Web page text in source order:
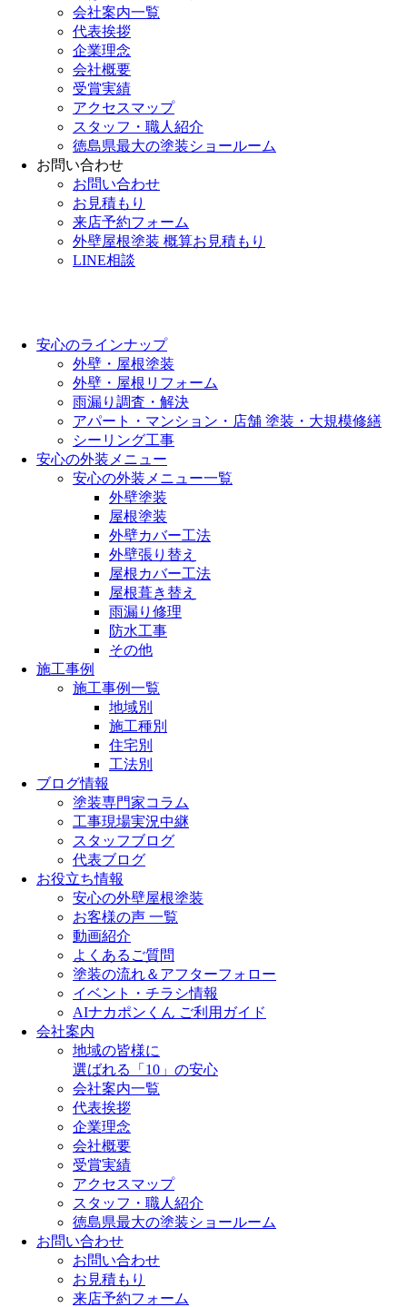
会社案内一覧
代表挨拶
企業理念
会社概要
受賞実績
アクセスマップ
スタッフ・職人紹介
徳島県最大の塗装ショールーム
お問い合わせ
お問い合わせ
お見積もり
来店予約フォーム
外壁屋根塗装 概算お見積もり
LINE相談
安心のラインナップ
外壁・屋根塗装
外壁・屋根リフォーム
雨漏り調査・解決
アパート・マンション・店舗 塗装・大規模修繕
シーリング工事
安心の外装メニュー
安心の外装メニュー一覧
外壁塗装
屋根塗装
外壁カバー工法
外壁張り替え
屋根カバー工法
屋根葺き替え
雨漏り修理
防水工事
その他
施工事例
施工事例一覧
地域別
施工種別
住宅別
工法別
ブログ情報
塗装専門家コラム
工事現場実況中継
スタッフブログ
代表ブログ
お役立ち情報
安心の外壁屋根塗装
お客様の声 一覧
動画紹介
よくあるご質問
塗装の流れ＆アフターフォロー
イベント・チラシ情報
AIナカポンくん ご利用ガイド
会社案内
地域の皆様に
選ばれる「10」の安心
会社案内一覧
代表挨拶
企業理念
会社概要
受賞実績
アクセスマップ
スタッフ・職人紹介
徳島県最大の塗装ショールーム
お問い合わせ
お問い合わせ
お見積もり
来店予約フォーム